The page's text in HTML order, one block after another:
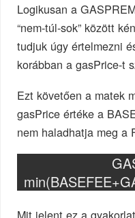
Logikusan a
“nem-túl-sok” között
tudjuk úgy értelmezni
korábban a gasPrice-t
Ezt követően a matek
gasPrice értéke a
nem haladhatja meg a
Mit jelent ez a